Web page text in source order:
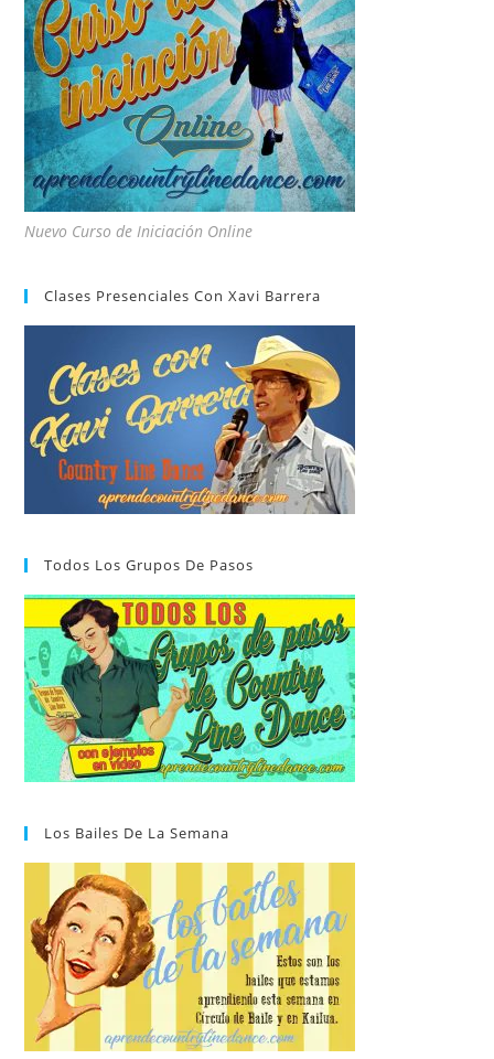
Nuevo Curso de Iniciación Online
Clases Presenciales Con Xavi Barrera
Todos Los Grupos De Pasos
Los Bailes De La Semana